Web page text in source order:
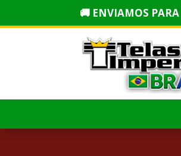
🚚 ENVIAMOS